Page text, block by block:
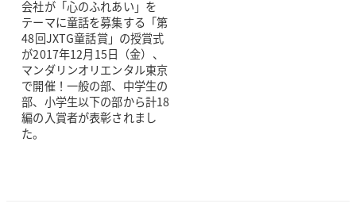
会社が「心のふれあい」を
テーマに童話を募集する「第
48回JXTG童話賞」の授賞式
が2017年12月15日（金）、
マンダリンオリエンタル東京
で開催！一般の部、中学生の
部、小学生以下の部から計18
編の入賞者が表彰されまし
た。